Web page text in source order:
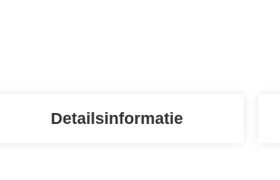
Detailsinformatie